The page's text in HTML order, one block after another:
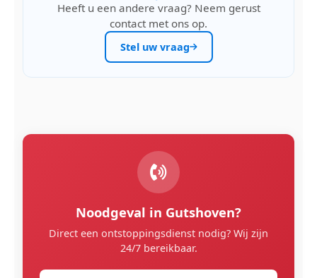
Heeft u een andere vraag? Neem gerust
contact met ons op.
Stel uw vraag
Noodgeval in Gutshoven?
Direct een ontstoppingsdienst nodig? Wij zijn
24/7 bereikbaar.